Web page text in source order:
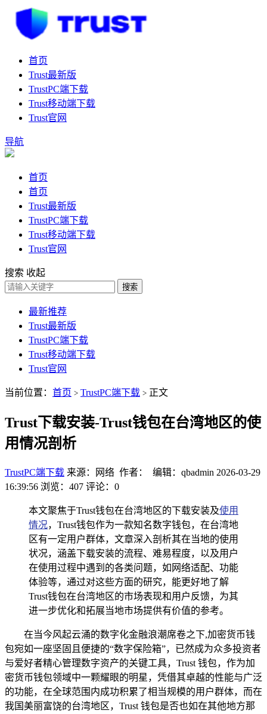
首页
Trust最新版
TrustPC端下载
Trust移动端下载
Trust官网
导航
首页
首页
Trust最新版
TrustPC端下载
Trust移动端下载
Trust官网
搜索 收起
搜索
最新推荐
Trust最新版
TrustPC端下载
Trust移动端下载
Trust官网
当前位置： 首页 > TrustPC端下载 > 正文
Trust下载安装-Trust钱包在台湾地区的使
用情况剖析
TrustPC端下载 来源：网络 作者： 编辑：qbadmin 2026-03-29
16:39:56 浏览：407 评论：0
本文聚焦于Trust钱包在台湾地区的下载安装及使用
情况，Trust钱包作为一款知名数字钱包，在台湾地
区有一定用户群体，文章深入剖析其在当地的使用
状况，涵盖下载安装的流程、难易程度，以及用户
在使用过程中遇到的各类问题，如网络适配、功能
体验等，通过对这些方面的研究，能更好地了解
Trust钱包在台湾地区的市场表现和用户反馈，为其
进一步优化和拓展当地市场提供有价值的参考。
在当今风起云涌的数字化金融浪潮席卷之下,加密货币钱
包宛如一座坚固且便捷的“数字保险箱”，已然成为众多投资者
与爱好者精心管理数字资产的关键工具，Trust 钱包，作为加
密货币钱包领域中一颗耀眼的明星，凭借其卓越的性能与广泛
的功能，在全球范围内成功积累了相当规模的用户群体，而在
我国美丽富饶的台湾地区，Trust 钱包是否也如在其他地方那